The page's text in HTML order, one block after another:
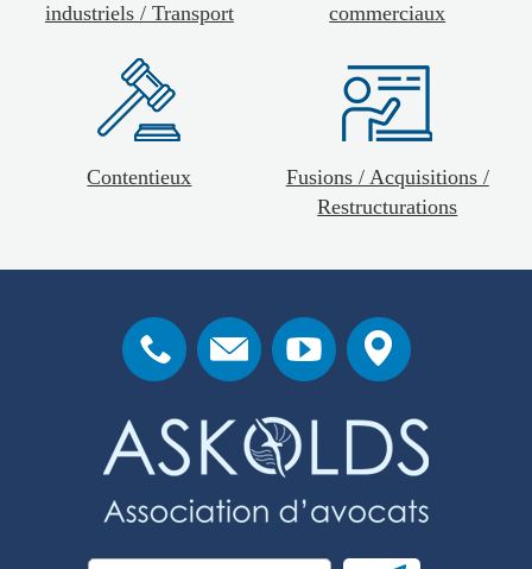
industriels / Transport
commerciaux
Contentieux
Fusions / Acquisitions /
Restructurations